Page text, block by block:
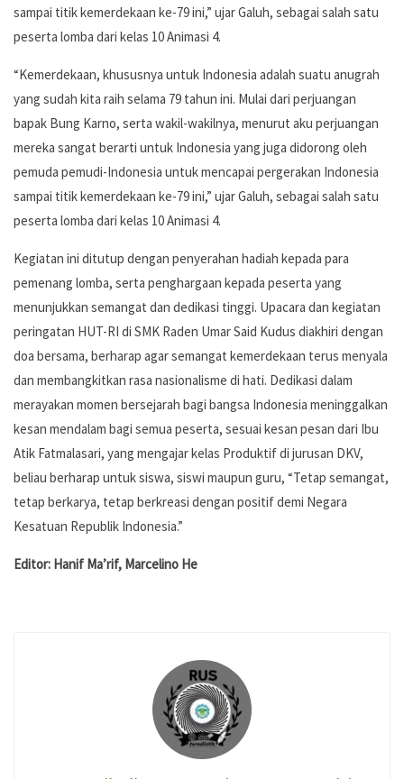
sampai titik kemerdekaan ke-79 ini,” ujar Galuh, sebagai salah satu
peserta lomba dari kelas 10 Animasi 4.
“Kemerdekaan, khususnya untuk Indonesia adalah suatu anugrah
yang sudah kita raih selama 79 tahun ini. Mulai dari perjuangan
bapak Bung Karno, serta wakil-wakilnya, menurut aku perjuangan
mereka sangat berarti untuk Indonesia yang juga didorong oleh
pemuda pemudi-Indonesia untuk mencapai pergerakan Indonesia
sampai titik kemerdekaan ke-79 ini,” ujar Galuh, sebagai salah satu
peserta lomba dari kelas 10 Animasi 4.
Kegiatan ini ditutup dengan penyerahan hadiah kepada para
pemenang lomba, serta penghargaan kepada peserta yang
menunjukkan semangat dan dedikasi tinggi. Upacara dan kegiatan
peringatan HUT-RI di SMK Raden Umar Said Kudus diakhiri dengan
doa bersama, berharap agar semangat kemerdekaan terus menyala
dan membangkitkan rasa nasionalisme di hati. Dedikasi dalam
merayakan momen bersejarah bagi bangsa Indonesia meninggalkan
kesan mendalam bagi semua peserta, sesuai kesan pesan dari Ibu
Atik Fatmalasari, yang mengajar kelas Produktif di jurusan DKV,
beliau berharap untuk siswa, siswi maupun guru, “Tetap semangat,
tetap berkarya, tetap berkreasi dengan positif demi Negara
Kesatuan Republik Indonesia.”
Editor: Hanif Ma’rif, Marcelino He